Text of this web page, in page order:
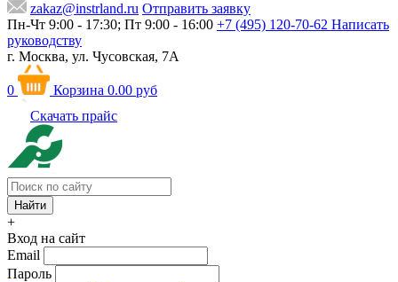
zakaz@instrland.ru Отправить заявку
Пн-Чт 9:00 - 17:30; Пт 9:00 - 16:00 +7 (495) 120-70-62 Написать
руководству
г. Москва, ул. Чусовская, 7А
0 Корзина 0.00 руб
Скачать прайс
+
Вход на сайт
Email
Пароль